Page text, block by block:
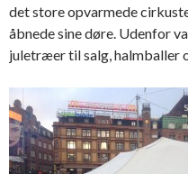
det store opvarmede
åbnede sine døre. Udenfor
juletræer til salg, halmballer